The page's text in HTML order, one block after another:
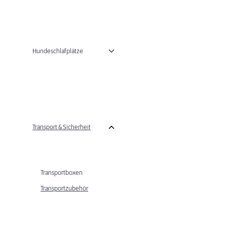
Hundeschlafplätze
Transport & Sicherheit
Transportboxen
Transportzubehör